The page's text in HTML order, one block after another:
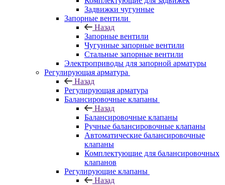
Задвижки чугунные
Запорные вентили
Назад
Запорные вентили
Чугунные запорные вентили
Стальные запорные вентили
Электроприводы для запорной арматуры
Регулирующая арматура
Назад
Регулирующая арматура
Балансировочные клапаны
Назад
Балансировочные клапаны
Ручные балансировочные клапаны
Автоматические балансировочные
клапаны
Комплектующие для балансировочных
клапанов
Регулирующие клапаны
Назад